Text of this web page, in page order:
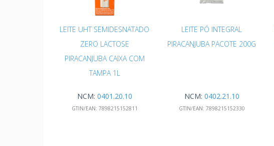
LEITE UHT SEMIDESNATADO
ZERO LACTOSE
PIRACANJUBA CAIXA COM
TAMPA 1L
NCM: 0401.20.10
GTIN/EAN: 7898215152811
LEITE PÓ INTEGRAL
PIRACANJUBA PACOTE 200G
NCM: 0402.21.10
GTIN/EAN: 7898215152330